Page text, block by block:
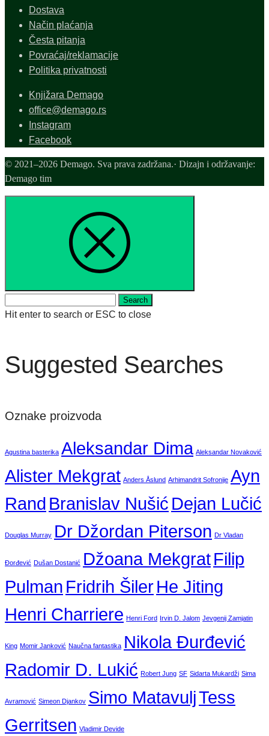
Dostava
Način plaćanja
Česta pitanja
Povraćaj/reklamacije
Politika privatnosti
Knjižara Demago
office@demago.rs
Instagram
Facebook
© 2021–2026 Demago. Sva prava zadržana.· Dizajn i održavanje:
Demago tim
Search
Hit enter to search or ESC to close
Suggested Searches
Oznake proizvoda
Agustina basterika Aleksandar Dima Aleksandar Novaković
Alister Mekgrat Anders Åslund Arhimandrit Sofronije Ayn
Rand Branislav Nušić Dejan Lučić
Douglas Murray Dr Džordan Piterson Dr Vladan
Đorđević Dušan Dostanić Džoana MekgratFilip
Pulman Fridrih ŠilerHe Jiting
Henri Charriere Henri Ford Irvin D. Jalom Jevgenij Zamjatin
King Momir Janković Naučna fantastika Nikola Đurđević
Radomir D. Lukić Robert Jung SF Sidarta Mukardži Sima
Avramović Simeon Djankov Simo MatavuljTess
Gerritsen Vladimir Devide